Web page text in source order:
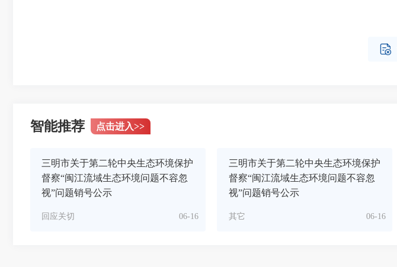

智能推荐 点击进入>>
三明市关于第二轮中央生态环境保护
督察“闽江流域生态环境问题不容忽
视”问题销号公示
06-16
回应关切
三明市关于第二轮中央生态环境保护
督察“闽江流域生态环境问题不容忽
视”问题销号公示
06-16
其它